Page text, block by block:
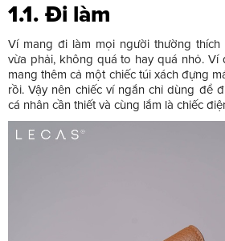
1.1. Đi làm
Ví mang đi làm mọi người thường
vừa phải, không quá to hay quá nhỏ. Ví
mang thêm cả một chiếc túi xách đựng
rồi. Vậy nên chiếc ví ngắn chỉ dùng để
cá nhân cần thiết và cùng lắm là chiếc